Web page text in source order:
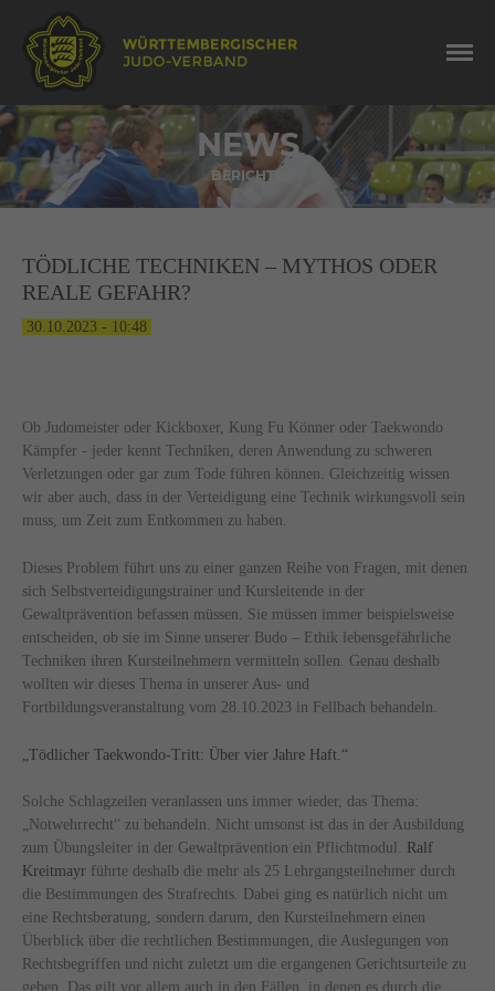
NEWS
BERICHTE
TÖDLICHE TECHNIKEN – MYTHOS ODER
REALE GEFAHR?
30.10.2023 - 10:48
Ob Judomeister oder Kickboxer, Kung Fu Könner oder Taekwondo
Kämpfer - jeder kennt Techniken, deren Anwendung zu schweren
Verletzungen oder gar zum Tode führen können. Gleichzeitig wissen
wir aber auch, dass in der Verteidigung eine Technik wirkungsvoll sein
muss, um Zeit zum Entkommen zu haben.
Dieses Problem führt uns zu einer ganzen Reihe von Fragen, mit denen
sich Selbstverteidigungstrainer und Kursleitende in der
Gewaltprävention befassen müssen. Sie müssen immer beispielsweise
entscheiden, ob sie im Sinne unserer Budo – Ethik lebensgefährliche
Techniken ihren Kursteilnehmern vermitteln sollen. Genau deshalb
wollten wir dieses Thema in unserer Aus- und
Fortbildungsveranstaltung vom 28.10.2023 in Fellbach behandeln.
„Tödlicher Taekwondo-Tritt: Über vier Jahre Haft.“
Solche Schlagzeilen veranlassen uns immer wieder, das Thema:
„Notwehrrecht“ zu behandeln. Nicht umsonst ist das in der Ausbildung
zum Übungsleiter in der Gewaltprävention ein Pflichtmodul. Ralf
Kreitmayr führte deshalb die mehr als 25 Lehrgangsteilnehmer durch
die Bestimmungen des Strafrechts. Dabei ging es natürlich nicht um
eine Rechtsberatung, sondern darum, den Kursteilnehmern einen
Überblick über die rechtlichen Bestimmungen, die Auslegungen von
Rechtsbegriffen und nicht zuletzt um die ergangenen Gerichtsurteile zu
geben. Das gilt vor allem auch in den Fällen, in denen es durch die